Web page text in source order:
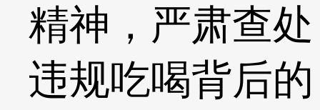
精神，严肃查处
违规吃喝背后的